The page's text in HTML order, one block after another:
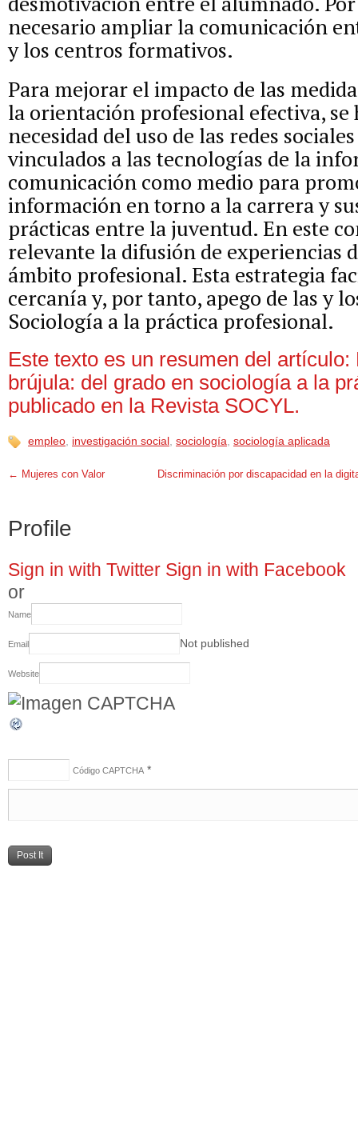
necesario ampliar la comunicación
y los centros formativos.
Para mejorar el impacto de las
la orientación profesional efectiva, se
necesidad del uso de las redes
vinculados a las tecnologías de la
comunicación como medio para
información en torno a la carrera y
prácticas entre la juventud. En este
relevante la difusión de experiencias
ámbito profesional. Esta estrategia
cercanía y, por tanto, apego de las y
Sociología a la práctica profesional.
Este texto es un resumen del artículo:
brújula: del grado en sociología a la
publicado en la Revista SOCYL.
empleo investigación social sociología sociología aplicada
← Mujeres con Valor Discriminación por discapacidad en la
Profile
Sign in with Twitter Sign in with Facebook
or
Name
Email Not published
Website
Código CAPTCHA *